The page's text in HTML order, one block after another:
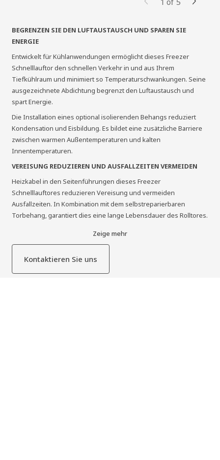
BEGRENZEN SIE DEN LUFTAUSTAUSCH UND SPAREN SIE
ENERGIE
Entwickelt für Kühlanwendungen ermöglicht dieses Freezer
Schnelllauftor den schnellen Verkehr in und aus Ihrem
Tiefkühlraum und minimiert so Temperaturschwankungen. Seine
ausgezeichnete Abdichtung begrenzt den Luftaustausch und
spart Energie.
Die Installation eines optional isolierenden Behangs reduziert
Kondensation und Eisbildung. Es bildet eine zusätzliche Barriere
zwischen warmen Außentemperaturen und kalten
Innentemperaturen.
VEREISUNG REDUZIEREN UND AUSFALLZEITEN VERMEIDEN
Heizkabel in den Seitenführungen dieses Freezer
Schnelllauftores reduzieren Vereisung und vermeiden
Ausfallzeiten. In Kombination mit dem selbstreparierbaren
Torbehang, garantiert dies eine lange Lebensdauer des Rolltores.
Ein DYNACO M2 Freezer Rolltor ist sicher für Menschen, Produkte
Zeige mehr
Kontaktieren Sie uns